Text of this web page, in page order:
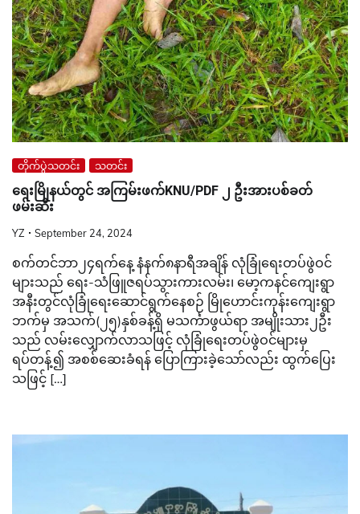
တိုက်ပွဲသတင်း သတင်း
ရေးမြိုနယ်တွင် အကြမ်းဖက်KNU/PDF ၂ ဦးအားပစ်ခတ်
ဖမ်းဆီး
YZ September 24, 2024
စက်တင်ဘာ၂၄ရက်နေ့ နံနက်၈နာရီအချိန် လုံခြုံရေးတပ်ဖွဲဝင်
များသည် ရေး-သံဖြူဇရပ်သွားကားလမ်း၊‌ မော့ကနင်ကျေးရွာ
အနီးတွင်လုံခြုံရေးဆောင်ရွက်နေစဉ် မြိုဟောင်းကုန်းကျေးရွာ
ဘက်မှ အသက်(၂၅)နှစ်ခန့်ရှိ မသင်္ကာဖွယ်ရာ အမျိုးသား၂ဦး
သည် လမ်းလျှောက်လာသဖြင့် လုံခြုံရေးတပ်ဖွဲဝင်များမှ
ရပ်တန့်၍ အစစ်ဆေးခံရန် ပြောကြားခဲ့သော်လည်း ထွက်ပြေး
သဖြင့် […]